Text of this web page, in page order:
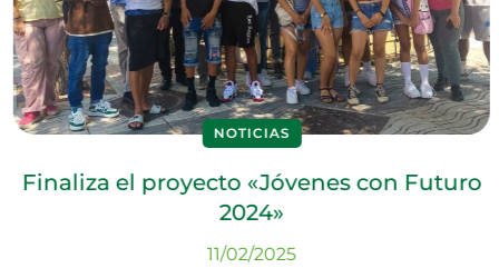
NOTICIAS
Finaliza el proyecto «Jóvenes con Futuro
2024»
11/02/2025